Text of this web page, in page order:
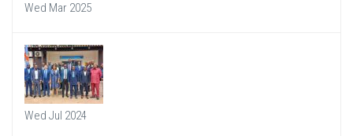
Wed Mar 2025
Wed Jul 2024